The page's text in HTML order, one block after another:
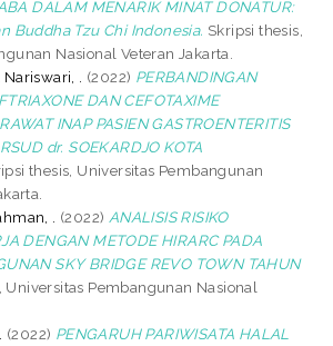
DALAM MENARIK MINAT DONATUR:
Buddha Tzu Chi Indonesia. Skripsi thesis,
Nasional Veteran Jakarta.
.
(2022) PERBANDINGAN
DAN CEFOTAXIME
INAP PASIEN GASTROENTERITIS
dr. SOEKARDJO KOTA
thesis, Universitas Pembangunan
.
(2022) ANALISIS RISIKO
DENGAN METODE HIRARC PADA
SKY BRIDGE REVO TOWN TAHUN
Universitas Pembangunan Nasional
(2022) PENGARUH PARIWISATA HALAL